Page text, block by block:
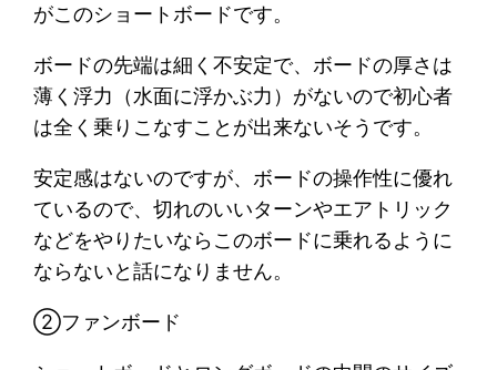
がこのショートボードです。
ボードの先端は細く不安定で、ボードの厚さは
薄く浮力（水面に浮かぶ力）がないので初心者
は全く乗りこなすことが出来ないそうです。
安定感はないのですが、ボードの操作性に優れ
ているので、切れのいいターンやエアトリック
などをやりたいならこのボードに乗れるように
ならないと話になりません。
②ファンボード